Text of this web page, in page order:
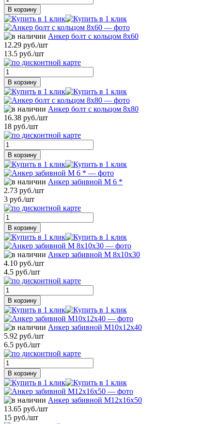
В корзину
Анкер болт с кольцом 8х60
12.29 руб./шт
13.5 руб./шт
В корзину
Анкер болт с кольцом 8х80
16.38 руб./шт
18 руб./шт
В корзину
Анкер забивной М 6 *
2.73 руб./шт
3 руб./шт
В корзину
Анкер забивной М 8х10х30
4.10 руб./шт
4.5 руб./шт
В корзину
Анкер забивной М10х12х40
5.92 руб./шт
6.5 руб./шт
В корзину
Анкер забивной М12х16х50
13.65 руб./шт
15 руб./шт